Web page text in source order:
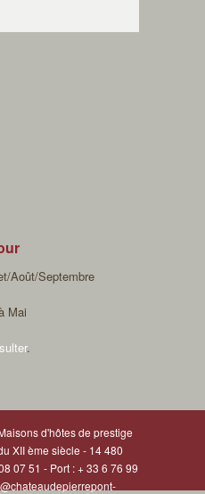
Août/Septembre
Mai
.
d'hôtes de prestige
XII ème siècle - 14 480
07 51 - Port : + 33 6 76 99